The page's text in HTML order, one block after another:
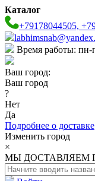
Каталог
+79178044505,
Время работы: пн-
Ваш город:
Ваш город
?
Нет
Да
Подробнее о доставке
Изменить город
×
МЫ ДОСТАВЛЯЕМ